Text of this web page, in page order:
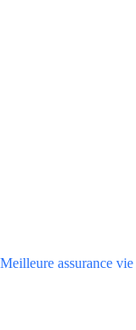
Meilleure assurance